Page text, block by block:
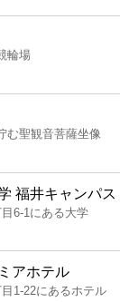
輪場
む聖観音菩薩坐像
福井キャンパス
6-1にある大学
アホテル
1-22にあるホテル